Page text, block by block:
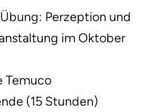
Perzeption und
im Oktober
Temuco
(15 Stunden)